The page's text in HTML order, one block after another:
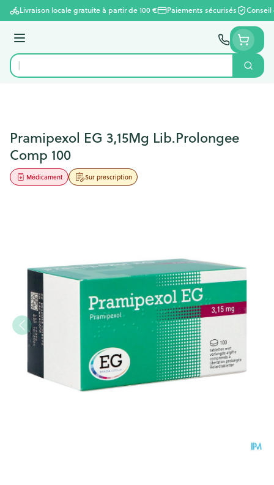
Aller au contenu
Livraison locale gratuite à partir de 100 € Paiements sécurisés
Menu
Rechercher
Pramipexol EG 3,15Mg Lib.Prolongee
Comp 100
Sur prescription
Médicament